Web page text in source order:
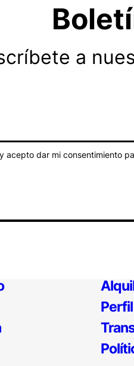
a
acepto dar mi consentimiento